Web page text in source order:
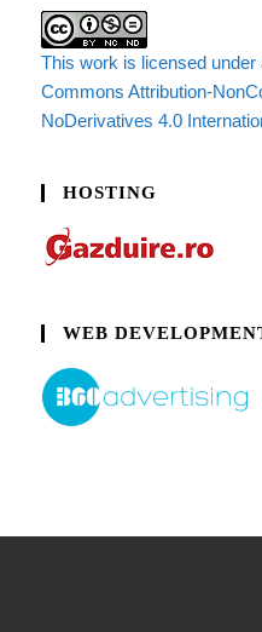
This work is licensed under
Commons Attribution-
NoDerivatives 4.0
HOSTING
WEB